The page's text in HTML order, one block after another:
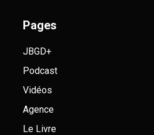
Pages
JBGD+
Podcast
Vidéos
Agence
Le Livre